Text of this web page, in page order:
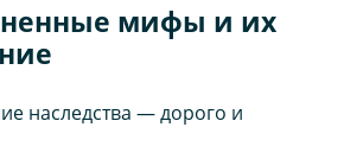
мифы и их
наследства — дорого и